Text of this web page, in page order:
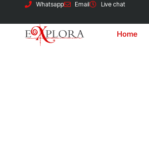
Whatsapp Email Live chat
Home